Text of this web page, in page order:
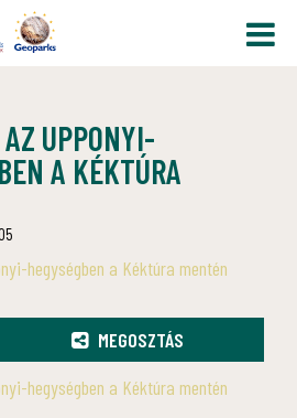
UPPONYI-
A KÉKTÚRA
hegységben a Kéktúra mentén
MEGOSZTÁS
hegységben a Kéktúra mentén